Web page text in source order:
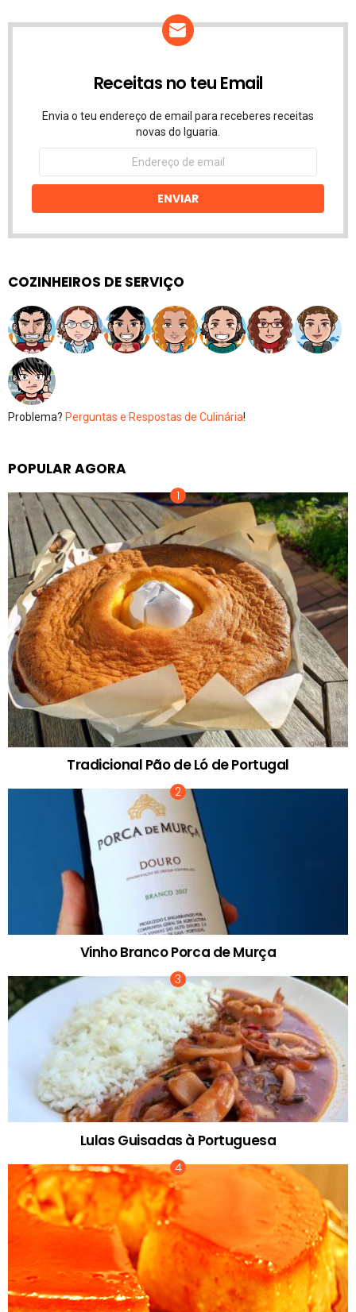
Receitas no teu Email
Envia o teu endereço de email para receberes receitas
novas do Iguaria.
Endereço
email
ENVIAR
COZINHEIROS DE SERVIÇO
Problema? Perguntas e Respostas de Culinária!
POPULAR AGORA
Tradicional Pão de Ló de Portugal
Vinho Branco Porca de Murça
Lulas Guisadas à Portuguesa